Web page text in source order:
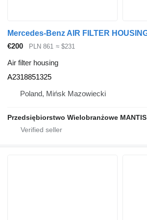
€200 PLN 861 ≈ $231
Air filter housing
A2318851325
Poland, Mińsk Mazowiecki
Przedsiębiorstwo Wielobranżowe MANTIS